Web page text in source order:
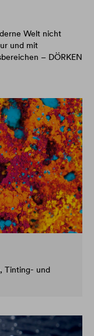
Welt nicht
und mit
– DÖRKEN
Tinting- und